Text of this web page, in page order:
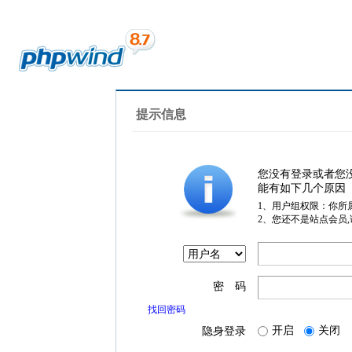
提示信息
您没有登录或者您
能有如下几个原因
1、用户组权限：你所
2、您还不是站点会员
密 码
找回密码
隐身登录 开启 关闭